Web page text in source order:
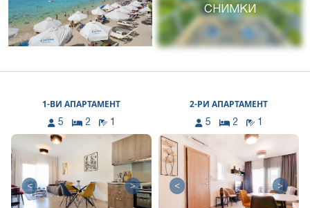
снимки
1-ВИ АПАРТАМЕНТ
5 2 1
< >
2-РИ АПАРТАМЕНТ
5 2 1
< >